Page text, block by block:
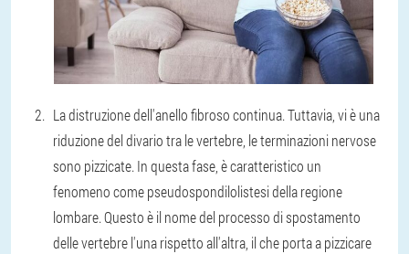
La distruzione dell'anello fibroso continua. Tuttavia, vi è una
riduzione del divario tra le vertebre, le terminazioni nervose
sono pizzicate. In questa fase, è caratteristico un
fenomeno come pseudospondilolistesi della regione
lombare. Questo è il nome del processo di spostamento
delle vertebre l'una rispetto all'altra, il che porta a pizzicare